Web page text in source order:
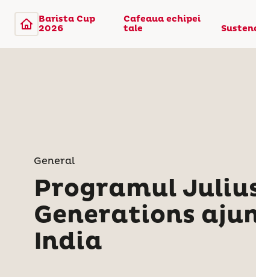
Barista Cup
2026
Cafeaua echipei
tale
General
Programul
Generations
India